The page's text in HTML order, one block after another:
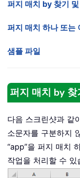
퍼지 매치 by 찾기
퍼지 매치 하나 또는
샘플 파일
퍼지 매치 by 찾
다음 스크린샷과 같
소문자를 구분하지
“app”을 퍼지 매치
작업을 처리할 수 있